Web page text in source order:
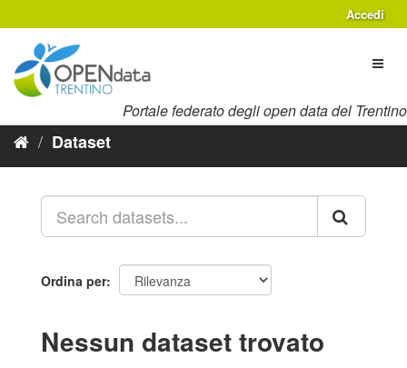
al
contenuto
Accedi
Portale federato degli open data del Trentino
Dataset
Ordina per
Nessun dataset trovato